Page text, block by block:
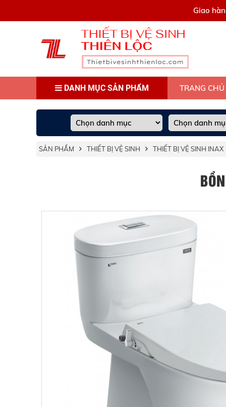
Giao
DANH MỤC SẢN PHẨM TRANG CHỦ
SẢN PHẨM THIẾT BỊ VỆ SINH THIẾT BỊ VỆ SINH INAX